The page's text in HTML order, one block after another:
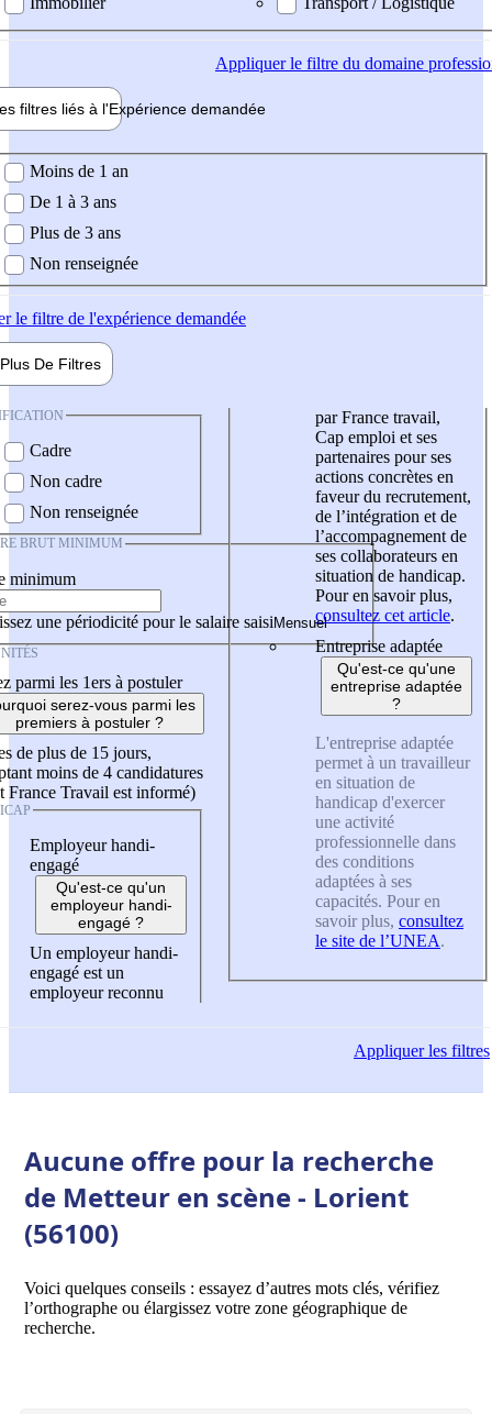
Appliquerle filtre du domaine
filtres liés à l'Expérience demandée
demandée
Moins de 1 an
De 1 à 3 ans
Plus de 3 ans
Non renseignée
le filtre de l'expérience demandée
Plus De Filtres
Cadre
Non cadre
Non renseignée
BRUT MINIMUM
minimum
une périodicité pour le salaire saisi
parmi les 1ers à postuler
serez-vous parmi les
premiers à postuler ?
de plus de 15 jours,
moins de 4 candidatures
France Travail est informé)
Employeur handi-
engagé
Qu'est-ce qu'un
employeur handi-
engagé ?
Un employeur handi-
engagé est un
employeur reconnu
par France travail,
Cap emploi et ses
partenaires pour ses
actions concrètes en
faveur du recrutement,
de l’intégration et de
l’accompagnement de
ses collaborateurs en
situation de handicap.
Pour en savoir plus,
consultez cet article.
Entreprise adaptée
Qu'est-ce qu'une
entreprise adaptée
?
L'entreprise adaptée
permet à un travailleur
en situation de
handicap d'exercer
une activité
professionnelle dans
des conditions
adaptées à ses
capacités. Pour en
savoir plus, consultez
le site de l’UNEA.
Appliquerles filtres
Aucune offre pour la recherche
de Metteur en scène - Lorient
(56100)
Voici quelques conseils : essayez d’autres mots clés, vérifiez
l’orthographe ou élargissez votre zone géographique de
recherche.